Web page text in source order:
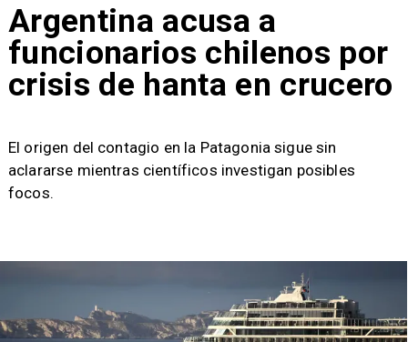
Argentina acusa a
funcionarios chilenos por
crisis de hanta en crucero
El origen del contagio en la Patagonia sigue sin
aclararse mientras científicos investigan posibles
focos.